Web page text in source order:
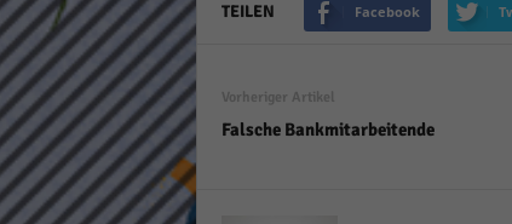
TEILEN Facebook
Vorheriger Artikel
Falsche Bankmitarbeitende